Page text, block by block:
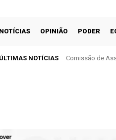
NOTÍCIAS OPINIÃO PODER
ÚLTIMAS NOTÍCIAS
Comissão de